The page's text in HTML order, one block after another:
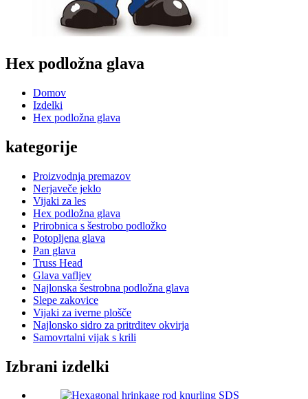
Hex podložna glava
Domov
Izdelki
Hex podložna glava
kategorije
Proizvodnja premazov
Nerjaveče jeklo
Vijaki za les
Hex podložna glava
Prirobnica s šestrobo podložko
Potopljena glava
Pan glava
Truss Head
Glava vafljev
Najlonska šestrobna podložna glava
Slepe zakovice
Vijaki za iverne plošče
Najlonsko sidro za pritrditev okvirja
Samovrtalni vijak s krili
Izbrani izdelki